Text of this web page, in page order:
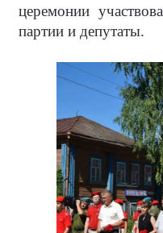
церемонии
партии и депутаты.